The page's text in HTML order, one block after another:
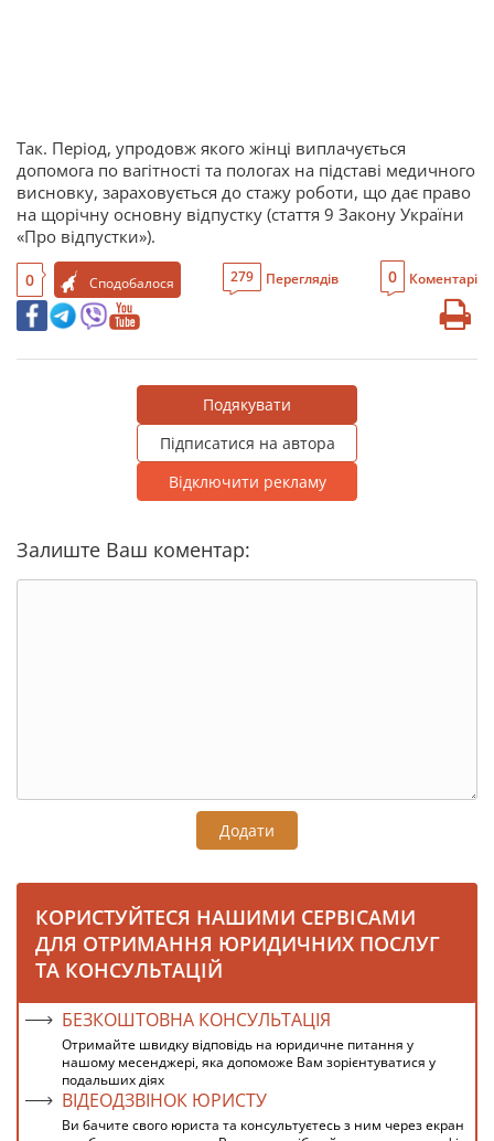
Так. Період, упродовж якого жінці виплачується
допомога по вагітності та пологах на підставі медичного
висновку, зараховується до стажу роботи, що дає право
на щорічну основну відпустку (стаття 9 Закону України
«Про відпустки»).
0 Сподобалося 279 Переглядів 0 Коментарі
Подякувати
Підписатися на автора
Відключити рекламу
Залиште Ваш коментар:
Додати
КОРИСТУЙТЕСЯ НАШИМИ СЕРВІСАМИ
ДЛЯ ОТРИМАННЯ ЮРИДИЧНИХ ПОСЛУГ
ТА КОНСУЛЬТАЦІЙ
БЕЗКОШТОВНА КОНСУЛЬТАЦІЯ
Отримайте швидку відповідь на юридичне питання у
нашому месенджері, яка допоможе Вам зорієнтуватися у
подальших діях
ВІДЕОДЗВІНОК ЮРИСТУ
Ви бачите свого юриста та консультуєтесь з ним через екран